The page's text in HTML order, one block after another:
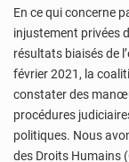
En ce qui concerne
injustement privées
résultats biaisés de
février 2021, la
constater des
procédures
politiques. Nous
des Droits Humains